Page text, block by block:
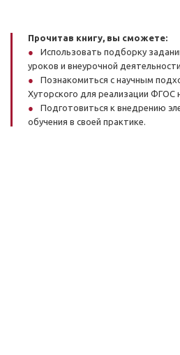
Прочитав книгу, вы сможете:
Использовать подборку
уроков и внеурочной
Познакомиться с научным
Хуторского для реализации ФГОС
Подготовиться к внедрению
обучения в своей практике.